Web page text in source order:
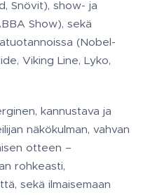
Snövit), show- ja
Show), sekä
(Nobel-
Viking Line, Lyko,
kannustava ja
näkökulman, vahvan
otteen –
rohkeasti,
sekä ilmaisemaan